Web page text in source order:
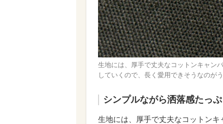
生地には、厚手で丈夫なコットンキャン
していくので、長く愛用できそうなのが
シンプルながら洒落感たっ
生地には、厚手で丈夫なコットン